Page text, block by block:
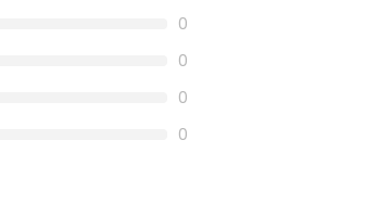
0
0
0
0